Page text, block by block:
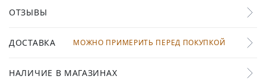
ОТЗЫВЫ
ДОСТАВКА МОЖНО ПРИМЕРИТЬ ПЕРЕД ПОКУПКОЙ
НАЛИЧИЕ В МАГАЗИНАХ